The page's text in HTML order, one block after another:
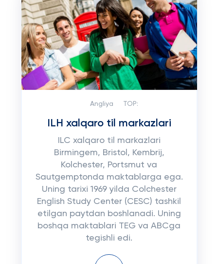
Angliya TOP:
ILH xalqaro til markazlari
ILC xalqaro til markazlari
Birmingem, Bristol, Kembrij,
Kolchester, Portsmut va
Sautgemptonda maktablarga ega.
Uning tarixi 1969 yilda Colchester
English Study Center (CESC) tashkil
etilgan paytdan boshlanadi. Uning
boshqa maktablari TEG va ABCga
tegishli edi.